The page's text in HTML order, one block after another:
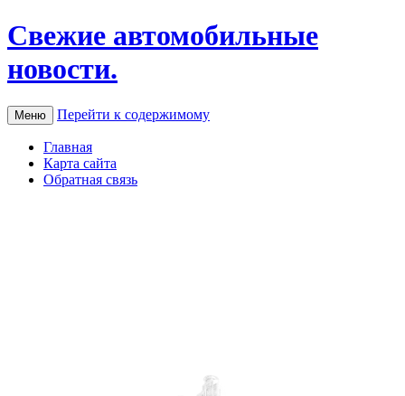
Свежие автомобильные
новости.
Меню Перейти к содержимому
Главная
Карта сайта
Обратная связь